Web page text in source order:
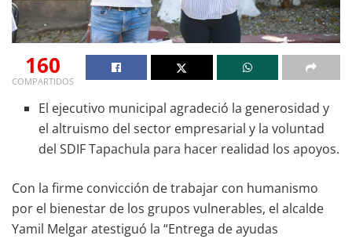
160
COMPARTIDOS
El ejecutivo municipal agradeció la generosidad y
el altruismo del sector empresarial y la voluntad
del SDIF Tapachula para hacer realidad los apoyos.
Con la firme convicción de trabajar con humanismo
por el bienestar de los grupos vulnerables, el alcalde
Yamil Melgar atestiguó la “Entrega de ayudas